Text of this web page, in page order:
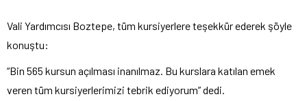
Vali Yardımcısı Boztepe, tüm kursiyerlere teşekkür ederek şöyle
konuştu:
“Bin 565 kursun açılması inanılmaz. Bu kurslara katılan emek
veren tüm kursiyerlerimizi tebrik ediyorum” dedi.